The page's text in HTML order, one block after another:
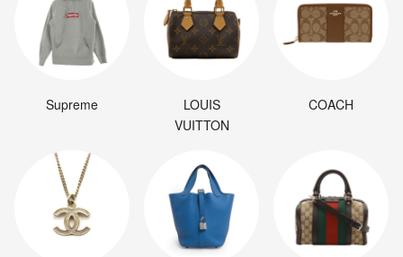
Supreme
LOUIS
VUITTON
COACH